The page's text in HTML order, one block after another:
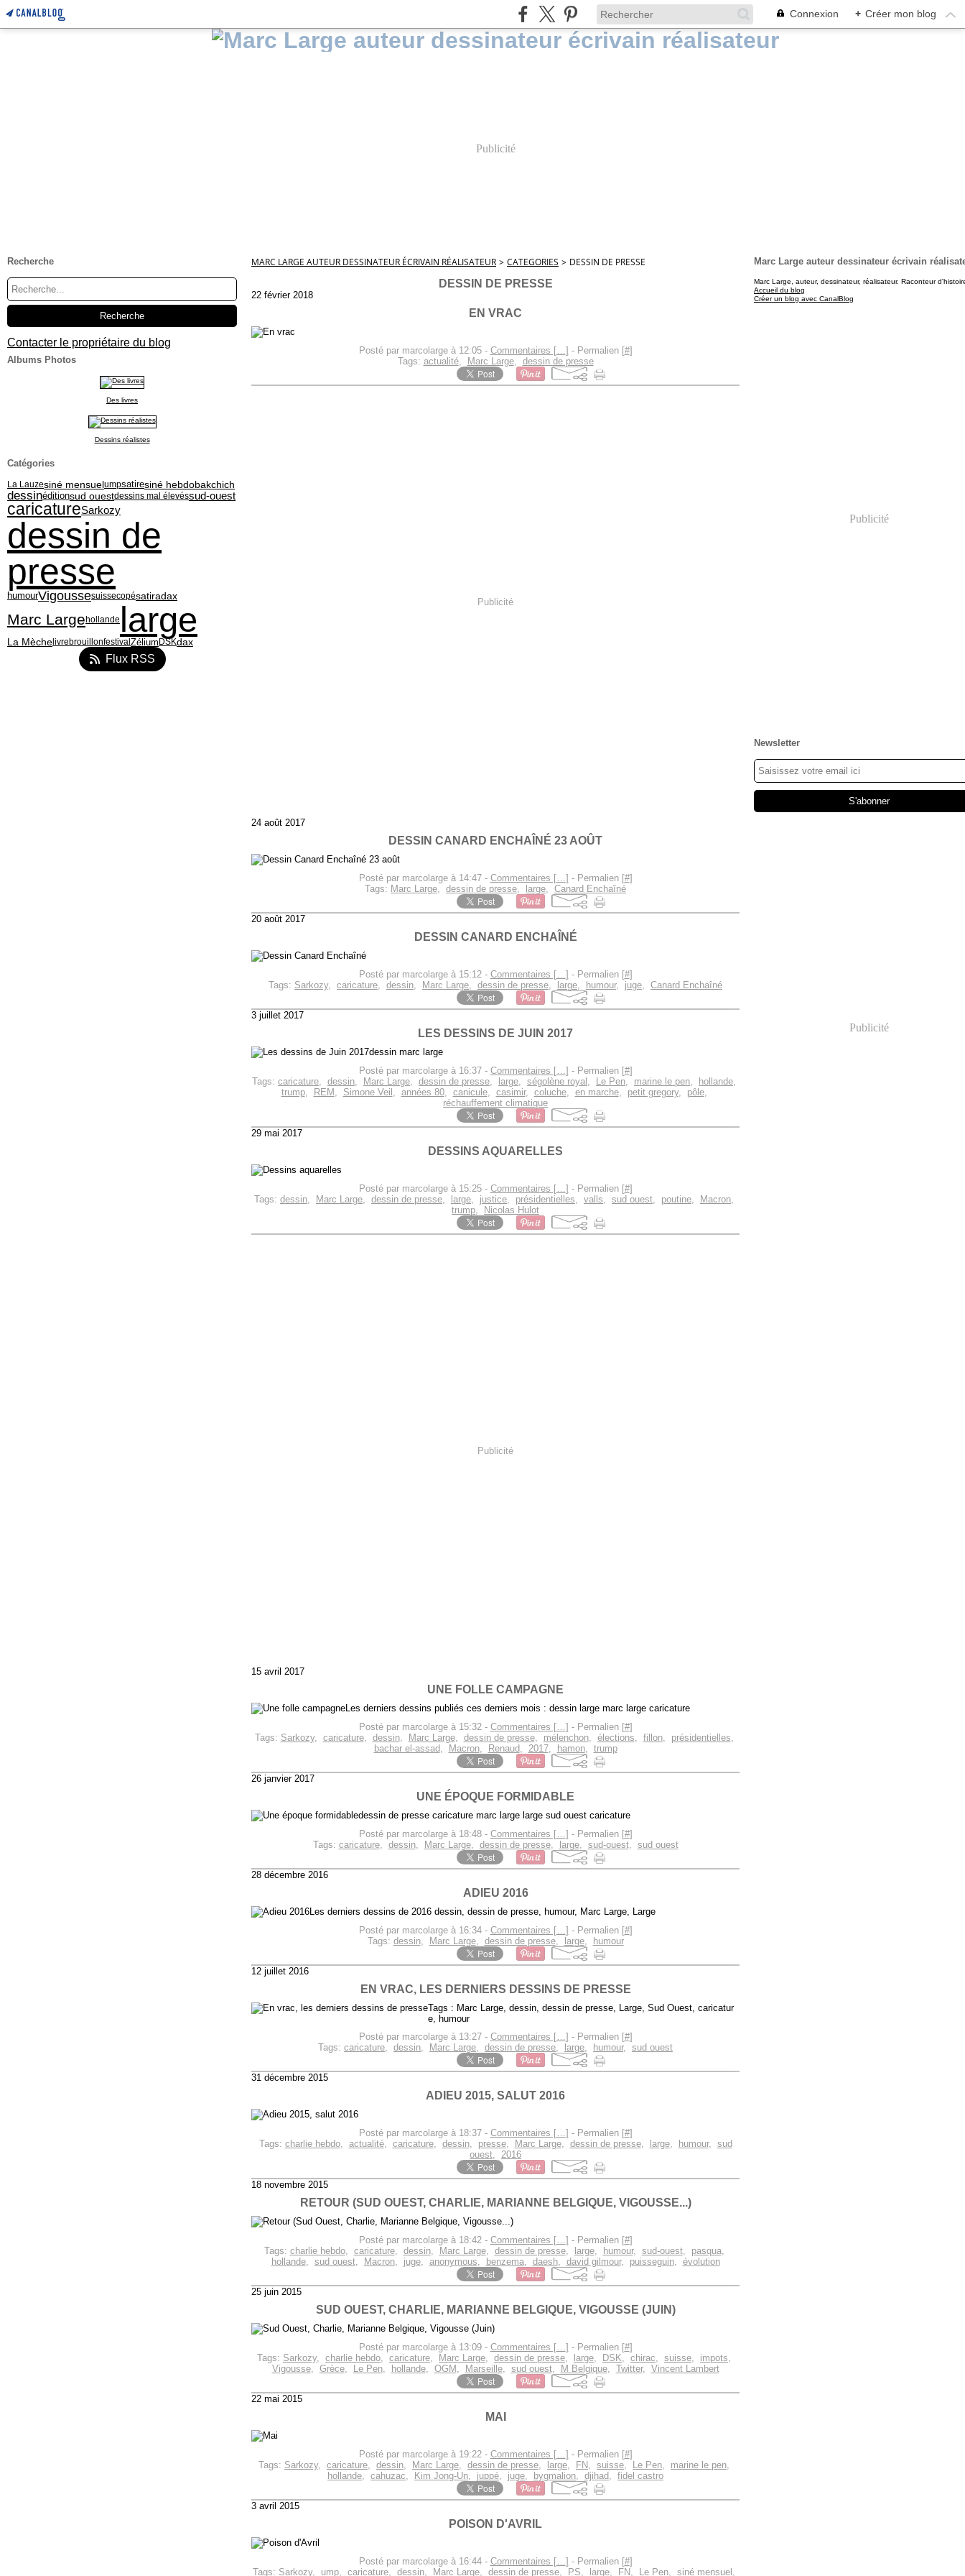
Connexion + Créer mon blog
Publicité
Recherche
Contacter le propriétaire du blog
Albums Photos
Des livres
Dessins réalistes
Catégories
La Lauzesiné mensuelumpsatiresiné hebdobakchich
dessinéditionsud ouestdessins mal élevéssud-ouest
caricatureSarkozy
dessin de
presse
humourVigoussesuissecopésatiradax
Marc Largehollande large
La Mèche livrebrouillonfestival Zélium DSKdax
Flux RSS
MARC LARGE AUTEUR DESSINATEUR ÉCRIVAIN RÉALISATEUR > CATEGORIES > DESSIN DE PRESSE
DESSIN DE PRESSE
22 février 2018
EN VRAC
Posté par marcolarge à 12:05 - Commentaires […] - Permalien [#]
Tags: actualité, Marc Large, dessin de presse
Publicité
24 août 2017
DESSIN CANARD ENCHAÎNÉ 23 AOÛT
Posté par marcolarge à 14:47 - Commentaires […] - Permalien [#]
Tags: Marc Large, dessin de presse, large, Canard Enchaîné
20 août 2017
DESSIN CANARD ENCHAÎNÉ
Posté par marcolarge à 15:12 - Commentaires […] - Permalien [#]
Tags: Sarkozy, caricature, dessin, Marc Large, dessin de presse, large, humour, juge, Canard Enchaîné
3 juillet 2017
LES DESSINS DE JUIN 2017
dessin marc large
Posté par marcolarge à 16:37 - Commentaires […] - Permalien [#]
Tags: caricature, dessin, Marc Large, dessin de presse, large, ségolène royal , Le Pen, marine le pen, hollande,
trump, REM , Simone Veil , années 80, canicule, casimir, coluche, en marche, petit gregory, pôle,
réchauffement climatique
29 mai 2017
DESSINS AQUARELLES
Posté par marcolarge à 15:25 - Commentaires […] - Permalien [#]
Tags: dessin, Marc Large, dessin de presse, large, justice, présidentielles, valls, sud ouest, poutine, Macron,
trump, Nicolas Hulot
Publicité
15 avril 2017
UNE FOLLE CAMPAGNE
Les derniers dessins publiés ces derniers mois : dessin large marc large caricature
Posté par marcolarge à 15:32 - Commentaires […] - Permalien [#]
Tags: Sarkozy, caricature, dessin, Marc Large, dessin de presse, mélenchon, élections, fillon, présidentielles,
bachar el-assad, Macron, Renaud, 2017, hamon, trump
26 janvier 2017
UNE ÉPOQUE FORMIDABLE
dessin de presse caricature marc large large sud ouest caricature
Posté par marcolarge à 18:48 - Commentaires […] - Permalien [#]
Tags: caricature, dessin, Marc Large, dessin de presse, large, sud-ouest, sud ouest
28 décembre 2016
ADIEU 2016
Les derniers dessins de 2016 dessin, dessin de presse, humour, Marc Large, Large
Posté par marcolarge à 16:34 - Commentaires […] - Permalien [#]
Tags: dessin, Marc Large, dessin de presse, large, humour
12 juillet 2016
EN VRAC, LES DERNIERS DESSINS DE PRESSE
Tags : Marc Large, dessin, dessin de presse, Large, Sud Ouest, caricatur
e, humour
Posté par marcolarge à 13:27 - Commentaires […] - Permalien [#]
Tags: caricature, dessin, Marc Large, dessin de presse, large, humour, sud ouest
31 décembre 2015
ADIEU 2015, SALUT 2016
Posté par marcolarge à 18:37 - Commentaires […] - Permalien [#]
Tags: charlie hebdo, actualité, caricature, dessin, presse, Marc Large, dessin de presse, large, humour, sud
ouest, 2016
18 novembre 2015
RETOUR (SUD OUEST, CHARLIE, MARIANNE BELGIQUE, VIGOUSSE...)
Posté par marcolarge à 18:42 - Commentaires […] - Permalien [#]
Tags: charlie hebdo, caricature, dessin, Marc Large, dessin de presse, large, humour, sud-ouest, pasqua,
hollande, sud ouest, Macron, juge, anonymous, benzema, daesh, david gilmour, puisseguin, évolution
25 juin 2015
SUD OUEST, CHARLIE, MARIANNE BELGIQUE, VIGOUSSE (JUIN)
Posté par marcolarge à 13:09 - Commentaires […] - Permalien [#]
Tags: Sarkozy, charlie hebdo, caricature, Marc Large, dessin de presse, large, DSK, chirac, suisse, impots,
Vigousse, Grèce, Le Pen, hollande, OGM , Marseille, sud ouest, M Belgique, Twitter, Vincent Lambert
22 mai 2015
MAI
Posté par marcolarge à 19:22 - Commentaires […] - Permalien [#]
Tags: Sarkozy, caricature, dessin, Marc Large, dessin de presse, large, FN, suisse, Le Pen, marine le pen,
hollande, cahuzac, Kim Jong-Un, juppé, juge, bygmalion, djihad, fidel castro
3 avril 2015
POISON D'AVRIL
Posté par marcolarge à 16:44 - Commentaires […] - Permalien [#]
Tags: Sarkozy, ump, caricature, dessin, Marc Large, dessin de presse, PS, large, FN, Le Pen, siné mensuel ,
Marc Large auteur dessinateur écrivain
Marc Large, auteur, dessinateur, réalisateur. Raconteur
Accueil du blog
Créer un blog avec CanalBlog
Publicité
Newsletter
Publicité